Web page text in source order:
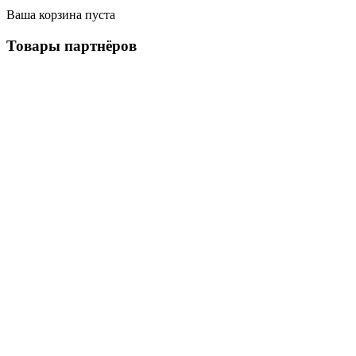
Ваша корзина пуста
Товары партнёров